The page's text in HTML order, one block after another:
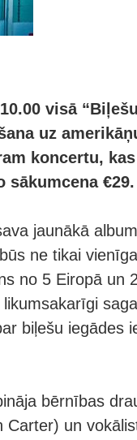
visā
uz
koncertu,
sākumcena €29.
jaunākā
ne tikai
no 5 Eiropā un
biļešu iegādes
bērnības
Carter) un